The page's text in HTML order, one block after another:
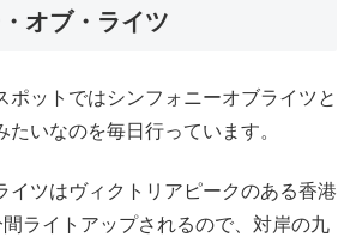
オブ・ライツ
ポットではシンフォニーオブライツと
たいなのを毎日行っています。
イツはヴィクトリアピークのある香港
ライトアップされるので、対岸の九